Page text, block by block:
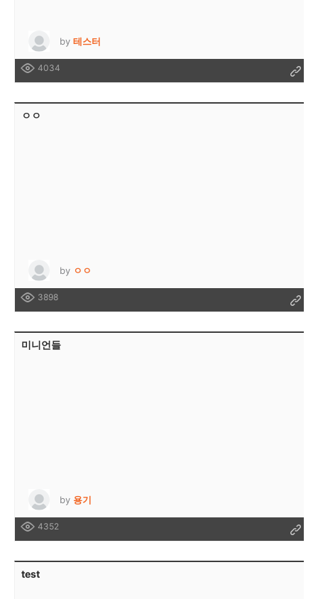
by 테스터
4034
ㅇㅇ
by ㅇㅇ
3898
미니언들
by 용기
4352
test